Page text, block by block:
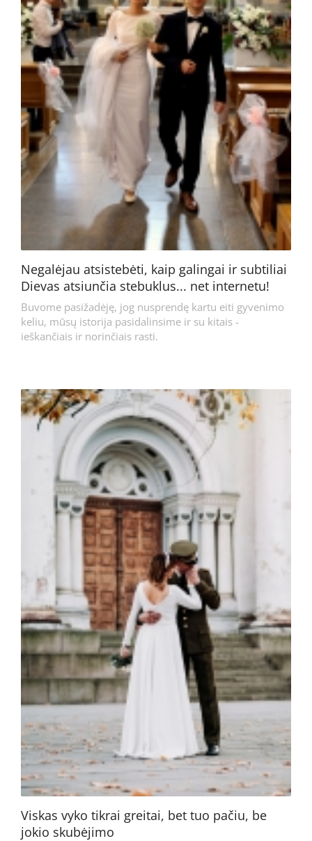
Negalėjau atsistebėti, kaip galingai ir subtiliai
Dievas atsiunčia stebuklus... net internetu!
Buvome pasižadėję, jog nusprendę kartu eiti gyvenimo
keliu, mūsų istorija pasidalinsime ir su kitais -
ieškančiais ir norinčiais rasti.
Viskas vyko tikrai greitai, bet tuo pačiu, be
jokio skubėjimo